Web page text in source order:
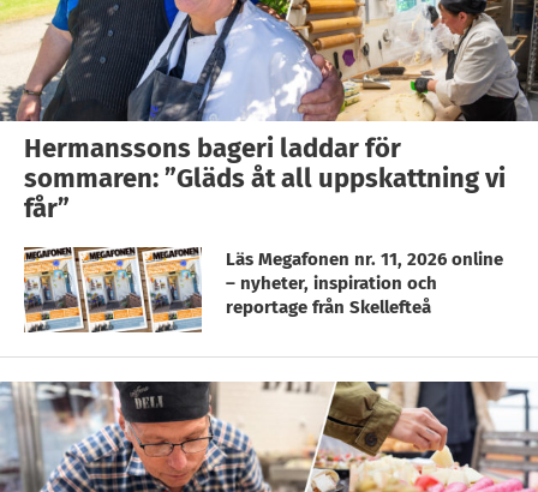
Hermanssons bageri laddar för
sommaren: ”Gläds åt all uppskattning vi
får”
Läs Megafonen nr. 11, 2026 online
– nyheter, inspiration och
reportage från Skellefteå